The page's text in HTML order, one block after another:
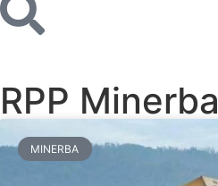
RPP Minerba
MINERBA